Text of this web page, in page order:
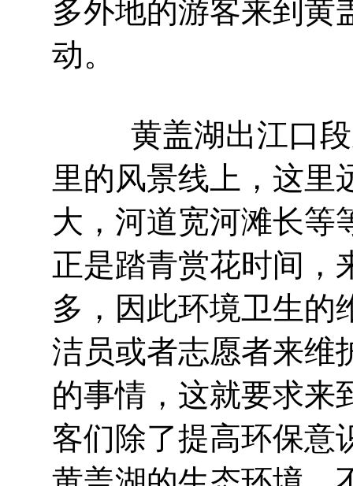
多外地的游客来到黄
动。
黄盖湖出江口段
里的风景线上，这里
大，河道宽河滩长等
正是踏青赏花时间，
多，因此环境卫生的
洁员或者志愿者来维
的事情，这就要求来
客们除了提高环保意